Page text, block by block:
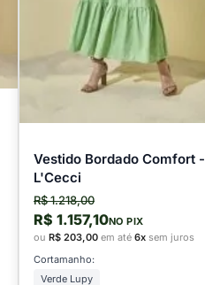
Vestido Bordado Comfort -
L'Cecci
R$ 1.218,00
R$ 1.157,10NO PIX
ou R$ 203,00 em até 6x sem juros
Cortamanho:
Verde Lupy